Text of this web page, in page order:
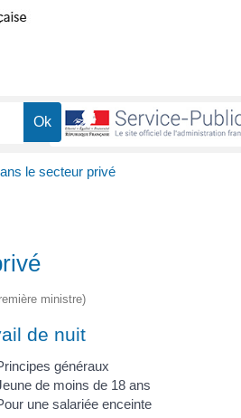
le secteur privé
ministre)
de nuit
généraux
de moins de 18 ans
une salariée enceinte